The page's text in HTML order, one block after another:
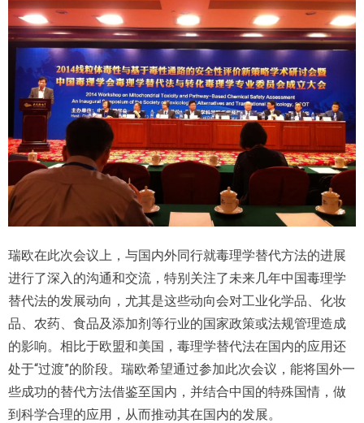
瑞欧在此次会议上，与国内外同行就毒理学替代方法的进展
进行了深入的沟通和交流，特别关注了未来几年中国毒理学
替代法的发展动向，尤其是这些动向会对工业化学品、化妆
品、农药、食品及添加剂等行业的国家政策或法规管理造成
的影响。相比于欧盟和美国，毒理学替代法在国内的应用还
处于“过渡”的阶段。瑞欧希望通过参加此次会议，能将国外一
些成功的替代方法借鉴至国内，并结合中国的特殊国情，做
到科学合理的应用，从而推动其在国内的发展。